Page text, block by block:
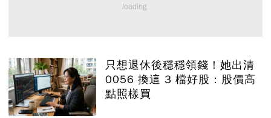
只想退休後穩穩領錢！她出清
0056 換這 3 檔好股：股價高
點照樣買